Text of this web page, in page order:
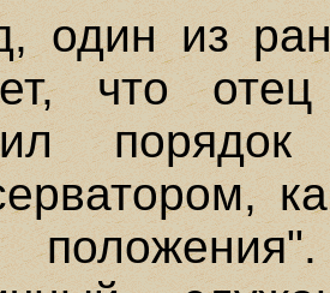
один из
что